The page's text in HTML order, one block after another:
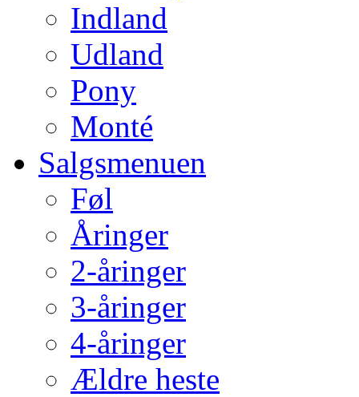
Indland
Udland
Pony
Monté
Salgsmenuen
Føl
Åringer
2-åringer
3-åringer
4-åringer
Ældre heste